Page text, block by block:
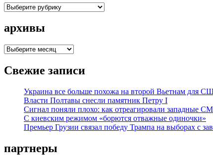
рубрики
архивы
архивы
Свежие записи
Украина все больше похожа на второй Вьетнам для
Власти Полтавы снесли памятник Петру I
Сигнал поняли плохо: как отреагировали западные
С киевским режимом «борются отважные одиночки»
Премьер Грузии связал победу Трампа на выборах с
партнеры